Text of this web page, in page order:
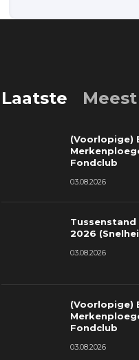
Tussenstand Lokale
2026 (Snelheid & Kl. Halve
Laatste
(Voorlopige)
Fondclub
03.08.2026
2026
03.08.2026
(Voorlopige)
Fondclub
03.08.2026